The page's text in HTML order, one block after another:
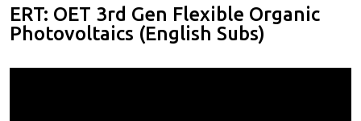
ERT: OET 3rd Gen Flexible Organic
Photovoltaics (English Subs)